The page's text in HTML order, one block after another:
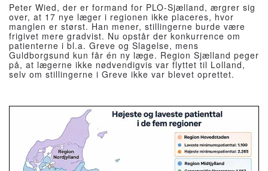
Peter Wied, der er formand for PLO-Sjælland, ærgrer sig
over, at 17 nye læger i regionen ikke placeres, hvor
manglen er størst. Han mener, stillingerne burde være
frigivet mere gradvist. Nu opstår der konkurrence om
patienterne i bl.a. Greve og Slagelse, mens
Guldborgsund kun får én ny læge. Region Sjælland peger
på, at lægerne ikke nødvendigvis var flyttet til Lolland,
selv om stillingerne i Greve ikke var blevet oprettet.